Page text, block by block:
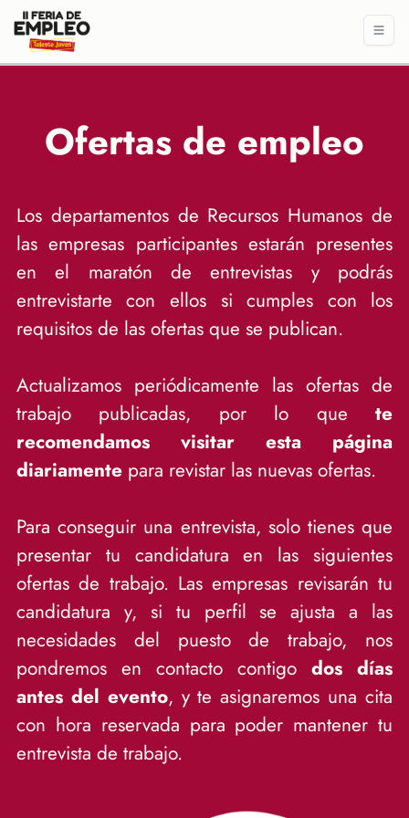
Ofertas de empleo
Los departamentos de Recursos Humanos de
las empresas participantes estarán presentes
en el maratón de entrevistas y podrás
entrevistarte con ellos si cumples con los
requisitos de las ofertas que se publican.
Actualizamos periódicamente las ofertas de
trabajo publicadas, por lo quete
recomendamos visitar esta página
diariamentepara revistar las nuevas ofertas.
Para conseguir una entrevista, solo tienes que
presentar tu candidatura en las siguientes
ofertas de trabajo. Las empresas revisarán tu
candidatura y, si tu perfil se ajusta a las
necesidades del puesto de trabajo, nos
pondremos en contacto contigodos días
antes del evento, y te asignaremos una cita
con hora reservada para poder mantener tu
entrevista de trabajo.